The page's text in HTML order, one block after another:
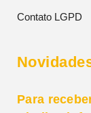
Contato LGPD
Para